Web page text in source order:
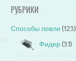
РУБРИКИ
Способы ловли (123)
Фидер (31)